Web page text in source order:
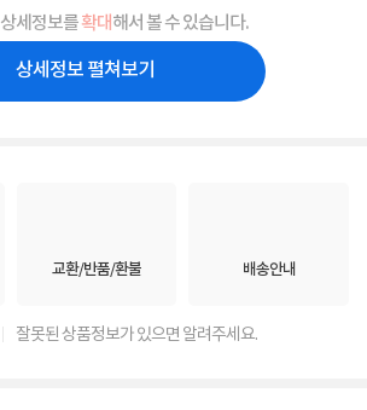
상세정보를확대해서 볼 수 있습니다.
상세정보 펼쳐보기
교환/반품/환불 배송안내
잘못된 상품정보가 있으면 알려주세요.